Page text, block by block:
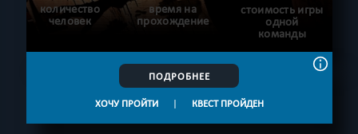
количество
человек
время на
прохождение
стоимость игры
одной
команды
ПОДРОБНЕЕ
ХОЧУ ПРОЙТИ | КВЕСТ ПРОЙДЕН